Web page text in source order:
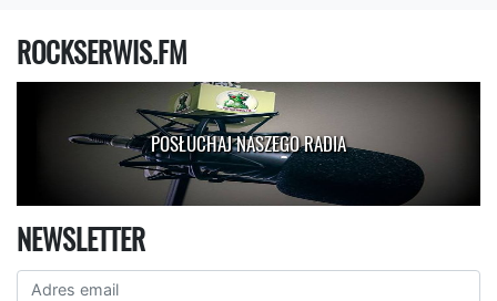
ROCKSERWIS.FM
POSŁUCHAJ NASZEGO RADIA
NEWSLETTER